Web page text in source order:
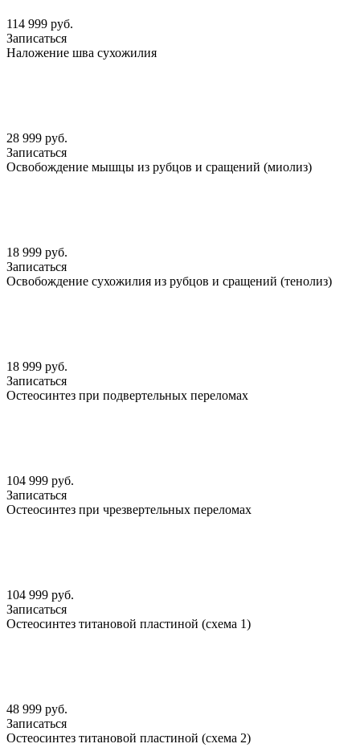
114 999 руб.
Записаться
Наложение шва сухожилия
28 999 руб.
Записаться
Освобождение мышцы из рубцов и сращений (миолиз)
18 999 руб.
Записаться
Освобождение сухожилия из рубцов и сращений (тенолиз)
18 999 руб.
Записаться
Остеосинтез при подвертельных переломах
104 999 руб.
Записаться
Остеосинтез при чрезвертельных переломах
104 999 руб.
Записаться
Остеосинтез титановой пластиной (схема 1)
48 999 руб.
Записаться
Остеосинтез титановой пластиной (схема 2)